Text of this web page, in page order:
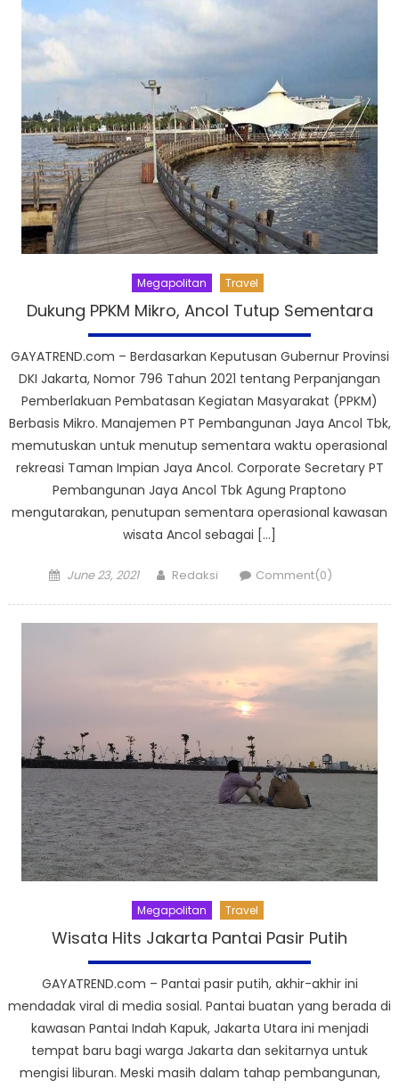
Megapolitan Travel
Dukung PPKM Mikro, Ancol Tutup Sementara
GAYATREND.com – Berdasarkan Keputusan Gubernur Provinsi
DKI Jakarta, Nomor 796 Tahun 2021 tentang Perpanjangan
Pemberlakuan Pembatasan Kegiatan Masyarakat (PPKM)
Berbasis Mikro. Manajemen PT Pembangunan Jaya Ancol Tbk,
memutuskan untuk menutup sementara waktu operasional
rekreasi Taman Impian Jaya Ancol. Corporate Secretary PT
Pembangunan Jaya Ancol Tbk Agung Praptono
mengutarakan, penutupan sementara operasional kawasan
wisata Ancol sebagai […]
Posted
June 23, 2021 Author
Redaksi Comment(0)
Megapolitan Travel
Wisata Hits Jakarta Pantai Pasir Putih
GAYATREND.com – Pantai pasir putih, akhir-akhir ini
mendadak viral di media sosial. Pantai buatan yang berada di
kawasan Pantai Indah Kapuk, Jakarta Utara ini menjadi
tempat baru bagi warga Jakarta dan sekitarnya untuk
mengisi liburan. Meski masih dalam tahap pembangunan,